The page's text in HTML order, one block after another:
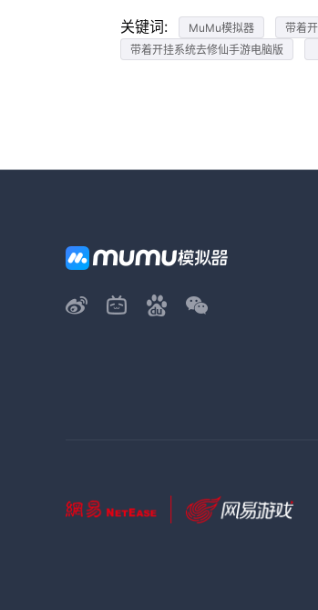
关键词: MuMu模拟器 带着
带着开挂系统去修仙手游电脑版